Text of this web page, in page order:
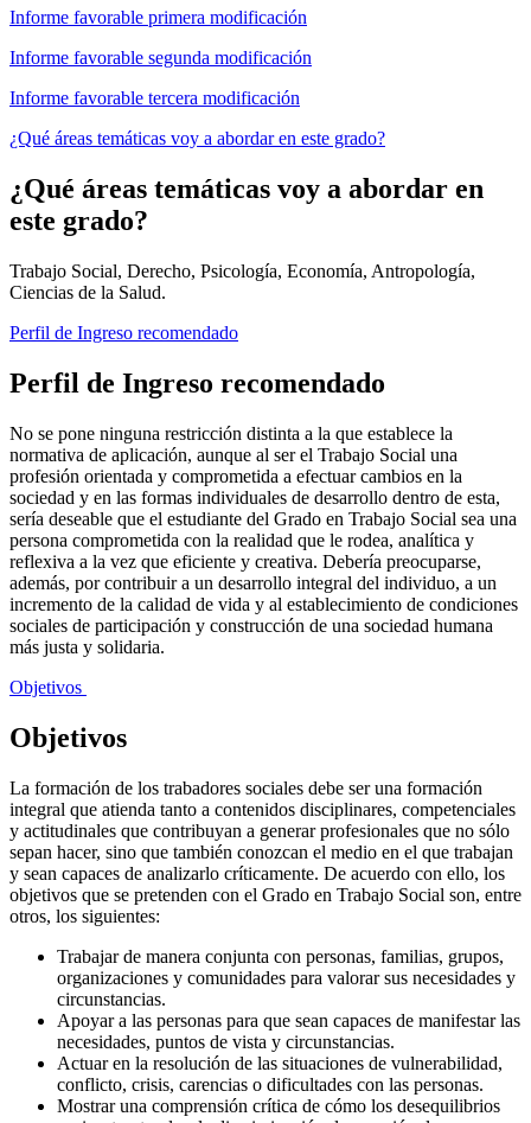
Informe favorable primera modificación
Informe favorable segunda modificación
Informe favorable tercera modificación
¿Qué áreas temáticas voy a abordar en este grado?
¿Qué áreas temáticas voy a abordar en
este grado?
Trabajo Social, Derecho, Psicología, Economía, Antropología,
Ciencias de la Salud.
Perfil de Ingreso recomendado
Perfil de Ingreso recomendado
No se pone ninguna restricción distinta a la que establece la
normativa de aplicación, aunque al ser el Trabajo Social una
profesión orientada y comprometida a efectuar cambios en la
sociedad y en las formas individuales de desarrollo dentro de esta,
sería deseable que el estudiante del Grado en Trabajo Social sea una
persona comprometida con la realidad que le rodea, analítica y
reflexiva a la vez que eficiente y creativa. Debería preocuparse,
además, por contribuir a un desarrollo integral del individuo, a un
incremento de la calidad de vida y al establecimiento de condiciones
sociales de participación y construcción de una sociedad humana
más justa y solidaria.
Objetivos
Objetivos
La formación de los trabadores sociales debe ser una formación
integral que atienda tanto a contenidos disciplinares, competenciales
y actitudinales que contribuyan a generar profesionales que no sólo
sepan hacer, sino que también conozcan el medio en el que trabajan
y sean capaces de analizarlo críticamente. De acuerdo con ello, los
objetivos que se pretenden con el Grado en Trabajo Social son, entre
otros, los siguientes:
Trabajar de manera conjunta con personas, familias, grupos,
organizaciones y comunidades para valorar sus necesidades y
circunstancias.
Apoyar a las personas para que sean capaces de manifestar las
necesidades, puntos de vista y circunstancias.
Actuar en la resolución de las situaciones de vulnerabilidad,
conflicto, crisis, carencias o dificultades con las personas.
Mostrar una comprensión crítica de cómo los desequilibrios